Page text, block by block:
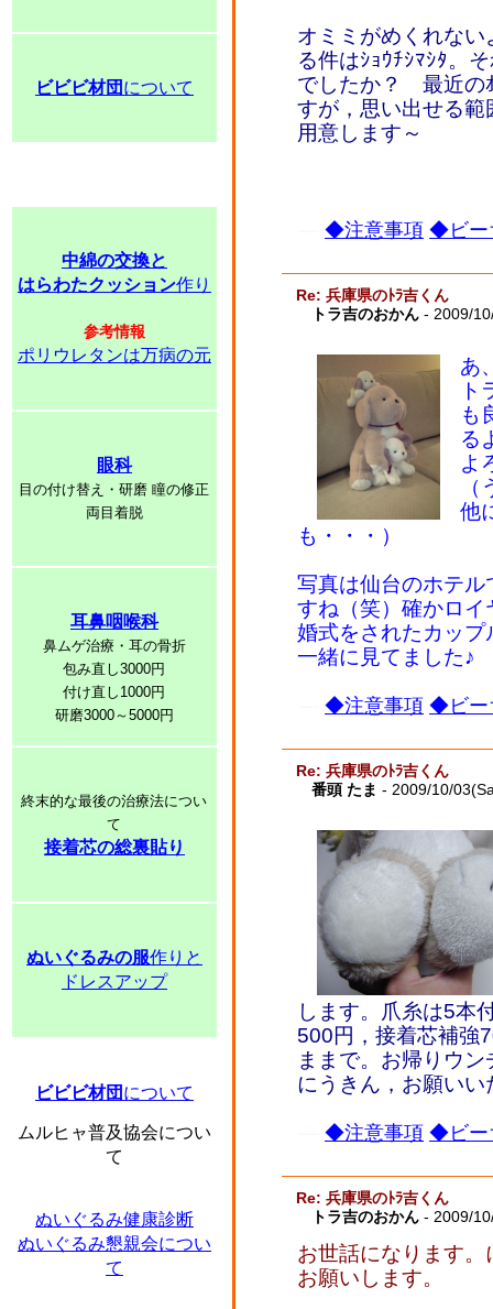
ビビビ材団 について
中綿の交換と
はらわたクッション作り
参考情報
ポリウレタンは万病の元
眼科
目の付け替え・研磨 瞳の修正
両目着脱
耳鼻咽喉科
鼻ムゲ治療・耳の骨折
包み直し3000円
付け直し1000円
研磨3000～5000円
終末的な最後の治療法につい
て
接着芯の総裏貼り
ぬいぐるみの服作りと
ドレスアップ
ビビビ材団 について
ムルヒャ普及協会につい
て
ぬいぐるみ健康診断
ぬいぐるみ懇親会につい
て
オミミがめくれな
る件はｼｮｳﾁｼﾏｼﾀ。
でしたか？ 最近の
すが，思い出せる
用意します～
◆注意事項 ◆ビー
Re: 兵庫県のﾄﾗ吉くん
トラ吉のおかん - 2009/
あ
ト
も
る
よ
他
も・・・）
写真は仙台のホテ
すね（笑）確かロ
婚式をされたカッ
一緒に見てました♪
◆注意事項 ◆ビー
Re: 兵庫県のﾄﾗ吉くん
番頭 たま - 2009/10/
します。爪糸は5本
500円，接着芯補強
ままで。お帰りウ
にうきん，お願いい
◆注意事項 ◆ビー
Re: 兵庫県のﾄﾗ吉くん
トラ吉のおかん - 2009/
お世話になります
お願いします。